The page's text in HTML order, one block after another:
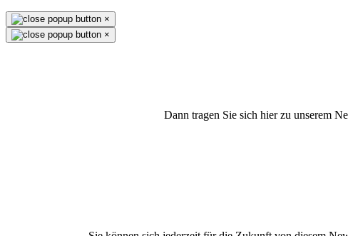
×
×
Dann tragen Sie sich hier zu unserem